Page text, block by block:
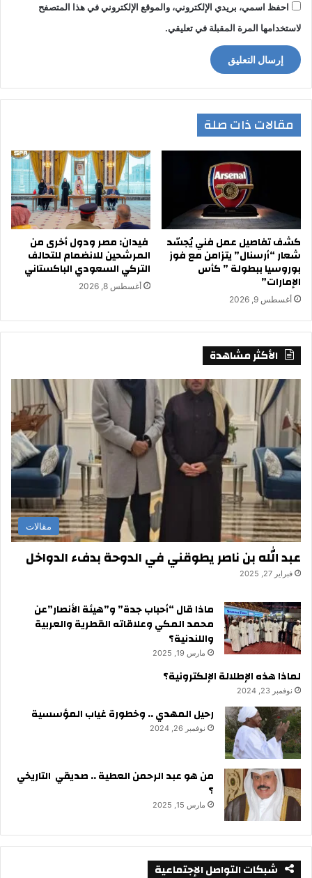
احفظ اسمي، بريدي الإلكتروني، والموقع الإلكتروني في هذا المتصفح
لاستخدامها المرة المقبلة في تعليقي.
مقالات ذات صلة
كشف تفاصيل عمل فني يُجسّد
شعار “أرسنال” يتزامن مع فوز
بوروسيا ببطولة ” كأس
الإمارات”
أغسطس 9, 2026
فيدان: مصر ودول أخرى من
المرشحين للانضمام للتحالف
التركي السعودي الباكستاني
أغسطس 8, 2026
الأكثر مشاهدة
مقالات
عبد الله بن ناصر يطوقني في الدوحة بدفء الدواخل
فبراير 27, 2025
ماذا قال “أحباب جدة” و”هيئة الأنصار”عن
محمد المكي وعلاقاته القطرية والعربية
واللندنية؟
مارس 19, 2025
لماذا هذه الإطلالة الإلكترونية؟
نوفمبر 23, 2024
رحيل المهدي .. وخطورة غياب المؤسسية
نوفمبر 26, 2024
من هو عبد الرحمن العطية .. صديقي التاريخي
؟
مارس 15, 2025
شبكات التواصل الإجتماعية